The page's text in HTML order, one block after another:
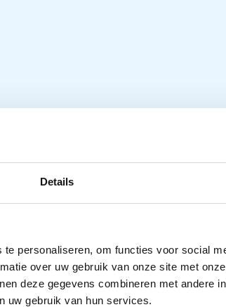
Details
personaliseren, om functies voor social
over uw gebruik van onze site met
deze gegevens combineren met andere
uw gebruik van hun services.